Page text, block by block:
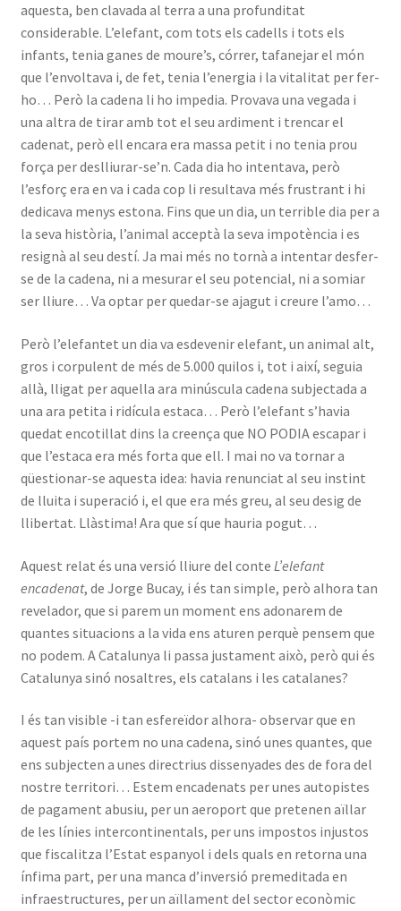
aquesta, ben clavada al terra a una profunditat
considerable. L’elefant, com tots els cadells i tots els
infants, tenia ganes de moure’s, córrer, tafanejar el món
que l’envoltava i, de fet, tenia l’energia i la vitalitat per fer-
ho… Però la cadena li ho impedia. Provava una vegada i
una altra de tirar amb tot el seu ardiment i trencar el
cadenat, però ell encara era massa petit i no tenia prou
força per deslliurar-se’n. Cada dia ho intentava, però
l’esforç era en va i cada cop li resultava més frustrant i hi
dedicava menys estona. Fins que un dia, un terrible dia per a
la seva història, l’animal acceptà la seva impotència i es
resignà al seu destí. Ja mai més no tornà a intentar desfer-
se de la cadena, ni a mesurar el seu potencial, ni a somiar
ser lliure… Va optar per quedar-se ajagut i creure l’amo…
Però l’elefantet un dia va esdevenir elefant, un animal alt,
gros i corpulent de més de 5.000 quilos i, tot i així, seguia
allà, lligat per aquella ara minúscula cadena subjectada a
una ara petita i ridícula estaca… Però l’elefant s’havia
quedat encotillat dins la creença que NO PODIA escapar i
que l’estaca era més forta que ell. I mai no va tornar a
qüestionar-se aquesta idea: havia renunciat al seu instint
de lluita i superació i, el que era més greu, al seu desig de
llibertat. Llàstima! Ara que sí que hauria pogut…
Aquest relat és una versió lliure del conte L’elefant
encadenat, de Jorge Bucay, i és tan simple, però alhora tan
revelador, que si parem un moment ens adonarem de
quantes situacions a la vida ens aturen perquè pensem que
no podem. A Catalunya li passa justament això, però qui és
Catalunya sinó nosaltres, els catalans i les catalanes?
I és tan visible -i tan esfereïdor alhora- observar que en
aquest país portem no una cadena, sinó unes quantes, que
ens subjecten a unes directrius dissenyades des de fora del
nostre territori… Estem encadenats per unes autopistes
de pagament abusiu, per un aeroport que pretenen aïllar
de les línies intercontinentals, per uns impostos injustos
que fiscalitza l’Estat espanyol i dels quals en retorna una
ínfima part, per una manca d’inversió premeditada en
infraestructures, per un aïllament del sector econòmic